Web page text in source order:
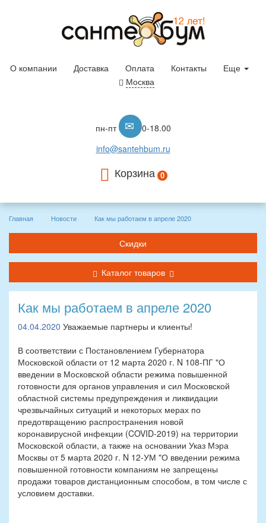
О компании Доставка Оплата Контакты
Еще
Москва
пн-пт с 10.00-18.00
info@santehbum.ru
Корзина 0
Главная Новости Как мы работаем в апреле 2020
Скидки
Каталог товаров
Как мы работаем в апреле 2020
04.04.2020 Уважаемые партнеры и клиенты!
В соответствии с Постановлением Губернатора
Московской области от 12 марта 2020 г. N 108-ПГ "О
введении в Московской области режима повышенной
готовности для органов управления и сил Московской
областной системы предупреждения и ликвидации
чрезвычайных ситуаций и некоторых мерах по
предотвращению распространения новой
коронавирусной инфекции (COVID-2019) на территории
Московской области, а также на основании Указ Мэра
Москвы от 5 марта 2020 г. N 12-УМ "О введении режима
повышенной готовности компаниям не запрещены
продажи товаров дистанционным способом, в том числе с
условием доставки.